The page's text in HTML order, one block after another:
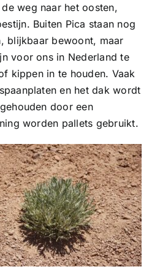
weg naar het oosten,
Buiten Pica staan nog
blijkbaar bewoont, maar
voor ons in Nederland te
kippen in te houden. Vaak
en het dak wordt
door een
worden pallets gebruikt.